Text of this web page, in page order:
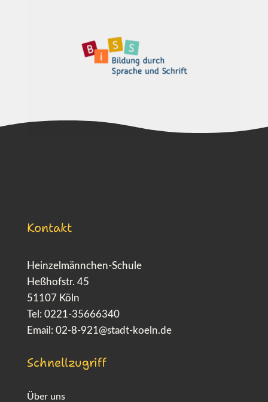
Kontakt
Heinzelmännchen-Schule
Heßhofstr. 45
51107 Köln
Tel: 0221-35666340
Email: 02-8-921@stadt-koeln.de
Schnellzugriff
Über uns